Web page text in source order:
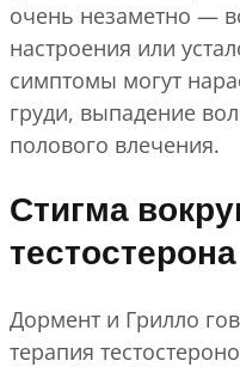
очень незаметно —
настроения или
симптомы могут
груди, выпадение
полового влечения.
Стигма
тестостерона
Дормент и Грилло
терапия